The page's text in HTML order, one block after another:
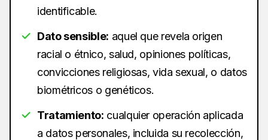
identificable.
Dato sensible: aquel que revela origen
racial o étnico, salud, opiniones políticas,
convicciones religiosas, vida sexual, o datos
biométricos o genéticos.
Tratamiento: cualquier operación aplicada
a datos personales, incluida su recolección,